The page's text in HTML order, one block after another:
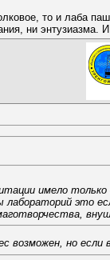
то и лаба
ни энтузиазма. И
имело
это
возможен, но